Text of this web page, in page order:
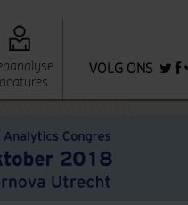
VOLG ONS